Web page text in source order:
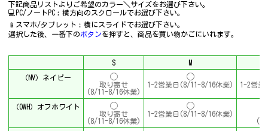
下記商品リストよりご希望のカラー＼サイズをお選び下さい。
💻PC/ノートPC︰横方向のスクロールでお選び下さい。
📱スマホ/タブレット︰横にスライドでお選び下さい。
選択した後、一番下のボタンを押すと、商品を買い物かごにいれます。
S M
（NV）ネイビー
取り寄せ
(8/11-8/16休業)
1-2営業日(8/11-8/16休業) 1-2営
（OWH）オフホワイト
取り寄せ
(8/11-8/16休業)
1-2営業日(8/11-8/16休業)
(8/